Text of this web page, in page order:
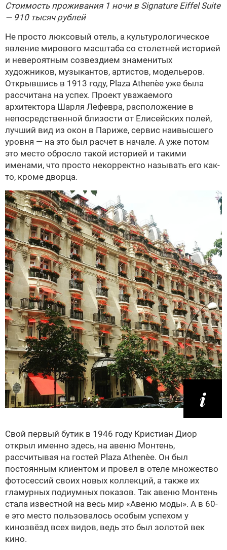
Стоимость проживания 1 ночи в Signature Eiffel Suite
— 910 тысяч рублей
Не просто люксовый отель, а культурологическое
явление мирового масштаба со столетней историей
и невероятным созвездием знаменитых
художников, музыкантов, артистов, модельеров.
Открывшись в 1913 году, Plaza Athenèe уже была
рассчитана на успех. Проект уважаемого
архитектора Шарля Лефевра, расположение в
непосредственной близости от Елисейских полей,
лучший вид из окон в Париже, сервис наивысшего
уровня — на это был расчет в начале. А уже потом
это место обросло такой историей и такими
именами, что просто некорректно называть его как-
то, кроме дворца.
Свой первый бутик в 1946 году Кристиан Диор
открыл именно здесь, на авеню Монтень,
рассчитывая на гостей Plaza Athenèe. Он был
постоянным клиентом и провел в отеле множество
фотосессий своих новых коллекций, а также их
гламурных подиумных показов. Так авеню Монтень
стала известной на весь мир «Авеню моды». А в 60-
е это место пользовалось особым успехом у
кинозвёзд всех видов, ведь это был золотой век
кино.